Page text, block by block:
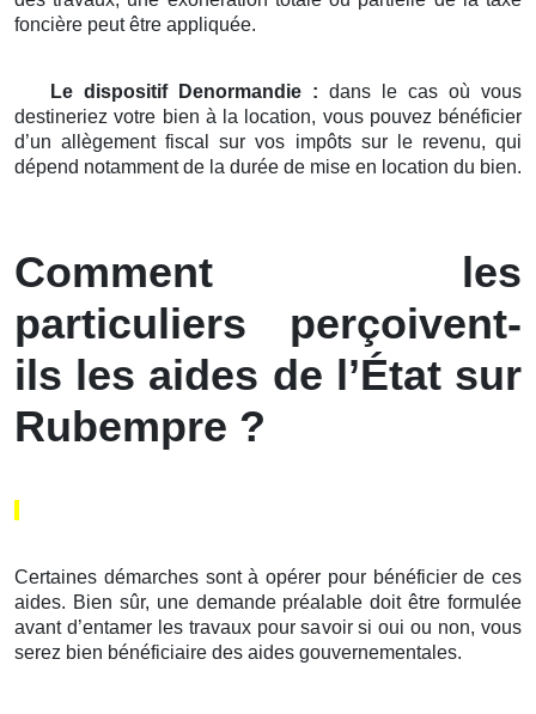
foncière peut être appliquée.
Le dispositif Denormandie : dans le cas où vous
destineriez votre bien à la location, vous pouvez bénéficier
d’un allègement fiscal sur vos impôts sur le revenu, qui
dépend notamment de la durée de mise en location du bien.
Comment les
particuliers perçoivent-
ils les aides de l’État sur
Rubempre ?
Certaines démarches sont à opérer pour bénéficier de ces
aides. Bien sûr, une demande préalable doit être formulée
avant d’entamer les travaux pour savoir si oui ou non, vous
serez bien bénéficiaire des aides gouvernementales.